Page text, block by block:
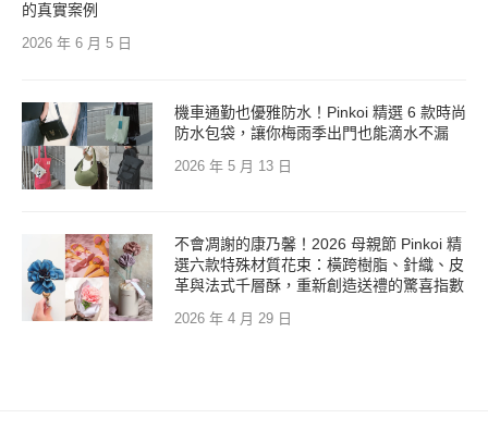
的真實案例
2026 年 6 月 5 日
機車通勤也優雅防水！Pinkoi 精選 6 款時尚
防水包袋，讓你梅雨季出門也能滴水不漏
2026 年 5 月 13 日
不會凋謝的康乃馨！2026 母親節 Pinkoi 精
選六款特殊材質花束：橫跨樹脂、針織、皮
革與法式千層酥，重新創造送禮的驚喜指數
2026 年 4 月 29 日